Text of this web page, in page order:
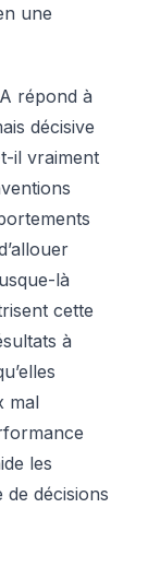
une
répond à
décisive
il vraiment
là
cette
à
mal
les
décisions